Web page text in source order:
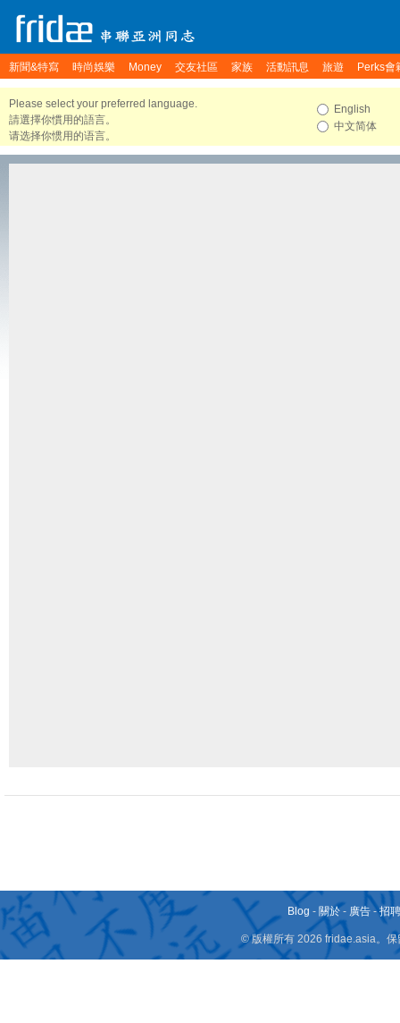
新聞&特寫 時尚娛樂 Money 交友社區 家族 活動訊息 旅遊 Perks會
Please select your preferred language.
請選擇你慣用的語言。
请选择你惯用的语言。
English
中文简体
Blog - 關於 - 廣告 -招
© 版權所有 2026 fridae.asia。